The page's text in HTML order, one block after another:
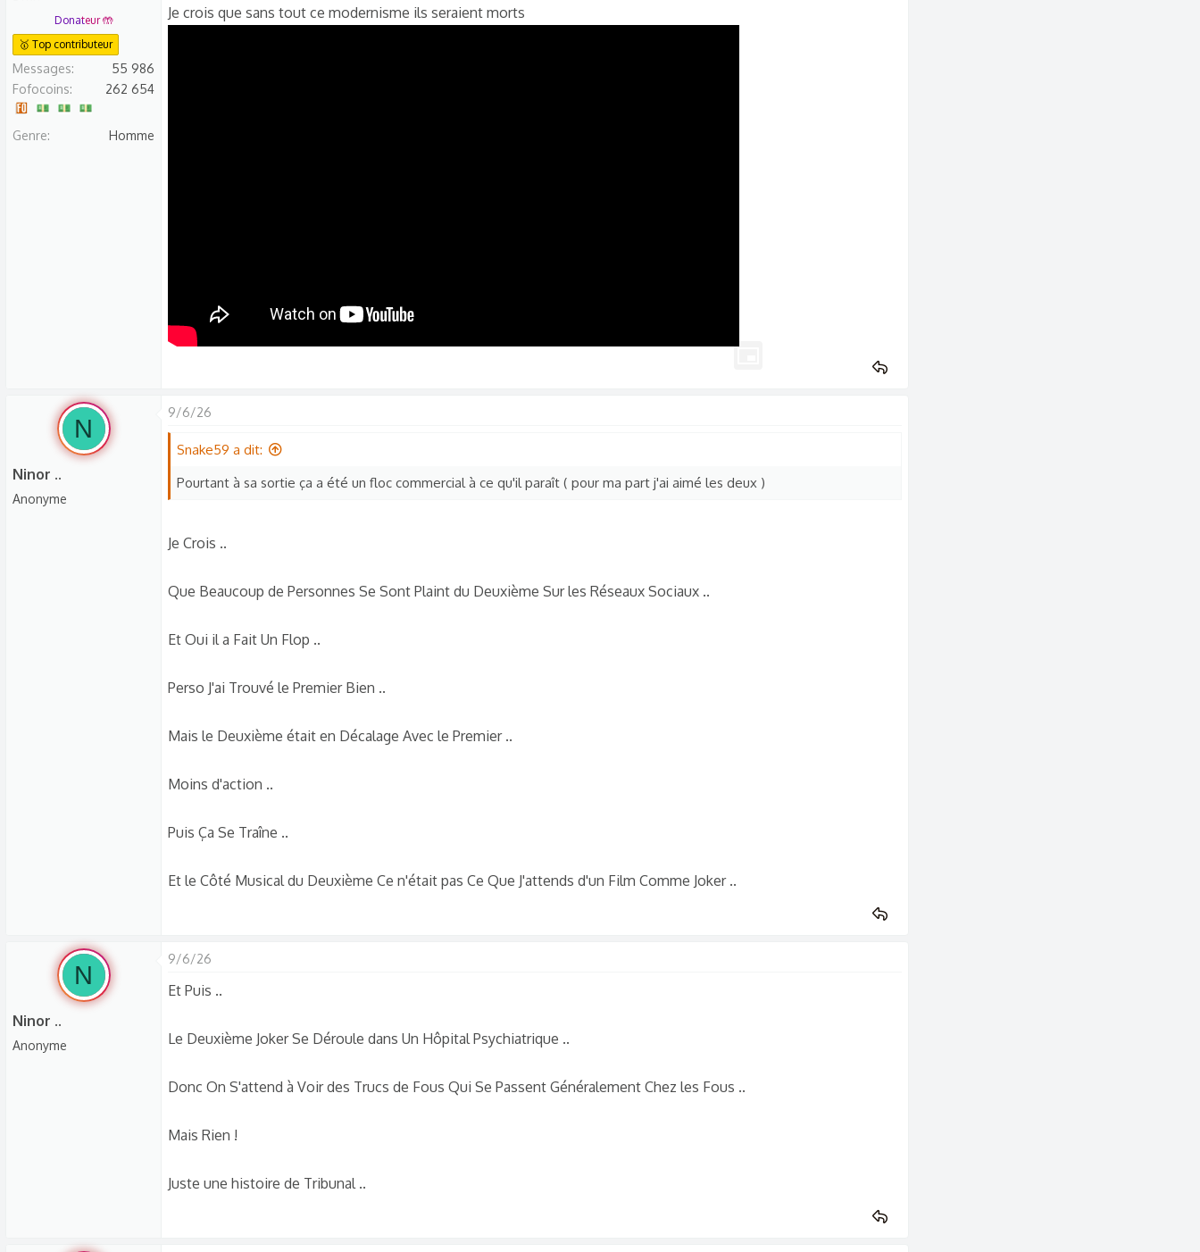
i
Donateur 🤲
🥇 Top contributeur
Messages
55 986
Fofocoins
262 654
Genre Homme
Je crois que sans tout ce modernisme ils seraient morts
N
Ninor ..
Anonyme
9/6/26
Snake59 a dit:
Pourtant à sa sortie ça a été un floc commercial à ce qu'il paraît ( pour ma part j'ai aimé les deux )
Je Crois ..
Que Beaucoup de Personnes Se Sont Plaint du Deuxième Sur les Réseaux Sociaux ..
Et Oui il a Fait Un Flop ..
Perso J'ai Trouvé le Premier Bien ..
Mais le Deuxième était en Décalage Avec le Premier ..
Moins d'action ..
Puis Ça Se Traîne ..
Et le Côté Musical du Deuxième Ce n'était pas Ce Que J'attends d'un Film Comme Joker ..
N
Ninor ..
Anonyme
9/6/26
Et Puis ..
Le Deuxième Joker Se Déroule dans Un Hôpital Psychiatrique ..
Donc On S'attend à Voir des Trucs de Fous Qui Se Passent Généralement Chez les Fous ..
Mais Rien !
Juste une histoire de Tribunal ..